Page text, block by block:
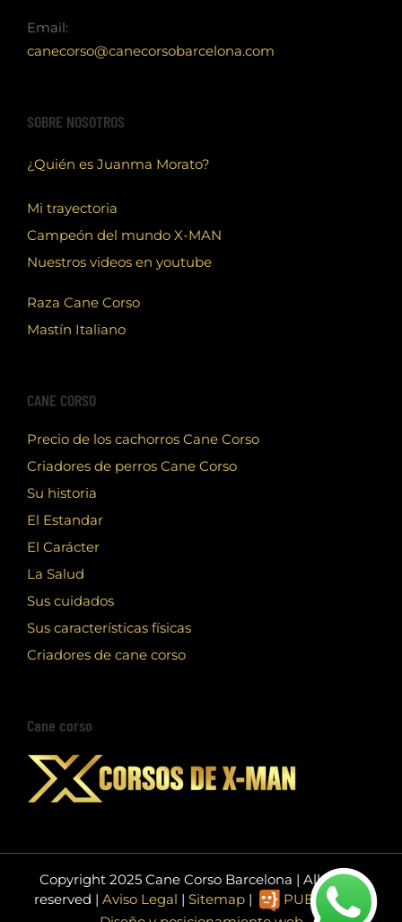
Email:
canecorso@canecorsobarcelona.com
SOBRE NOSOTROS
¿Quién es Juanma Morato?
Mi trayectoria
Campeón del mundo X-MAN
Nuestros videos en youtube
Raza Cane Corso
Mastín Italiano
CANE CORSO
Precio de los cachorros Cane Corso
Criadores de perros Cane Corso
Su historia
El Estandar
El Carácter
La Salud
Sus cuidados
Sus características físicas
Criadores de cane corso
Cane corso
Copyright 2025 Cane Corso Barcelona | All rights
reserved | Aviso Legal | Sitemap |
PUBLIEDIT -